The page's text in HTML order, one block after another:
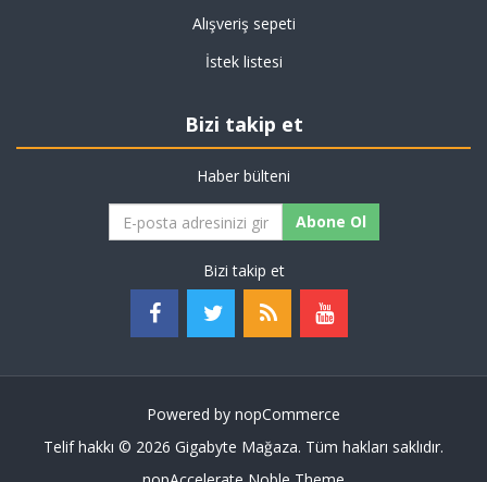
Alışveriş sepeti
İstek listesi
Bizi takip et
Haber bülteni
Abone Ol
Bizi takip et
Powered by nopCommerce
Telif hakkı © 2026 Gigabyte Mağaza. Tüm hakları saklıdır.